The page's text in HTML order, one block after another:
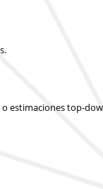
estimaciones top-